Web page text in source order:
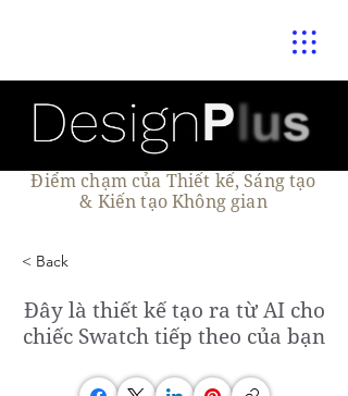
Điểm chạm của Thiết kế, Sáng tạo
& Kiến tạo Không gian
< Back
Đây là thiết kế tạo ra từ AI cho
chiếc Swatch tiếp theo của bạn